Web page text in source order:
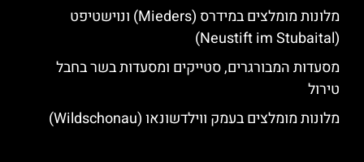
מלונות מומלצים במידרס (Mieders) ונוישטיפט
(Neustift im Stubaital)
מסעדות המבורגרים, סטייקים ומסעדות בשר בחבל
טירול
מלונות מומלצים בעמק ווילדשונאו (Wildschonau)